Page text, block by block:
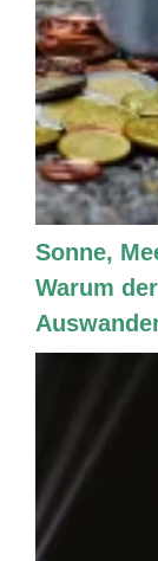
Sonne,
Warum